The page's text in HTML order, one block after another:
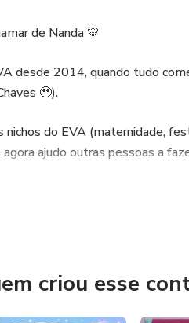
de produtos possíveis de
com EVA ou deseja começar
todas as vantagens que o
mental e BEM ESTAR, esse
de Nanda 💛
desde 2014, quando tudo
🥹).
nichos do EVA (maternidade,
ajudo outras pessoas a
criou esse